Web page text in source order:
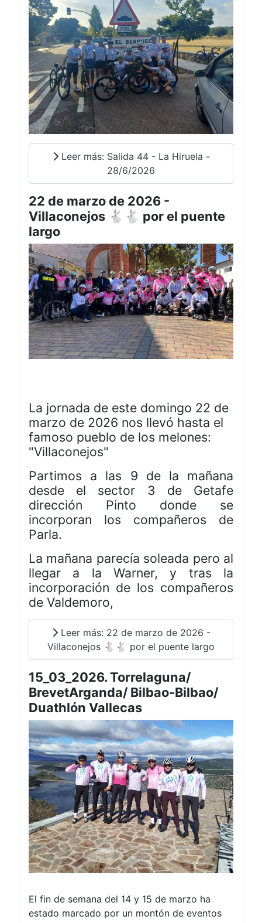
Leer más: Salida 44 - La Hiruela -
28/6/2026
22 de marzo de 2026 -
Villaconejos 🐇🐇 por el puente
largo
La jornada de este domingo 22 de
marzo de 2026 nos llevó hasta el
famoso pueblo de los melones:
"Villaconejos"
Partimos a las 9 de la mañana
desde el sector 3 de Getafe
dirección Pinto donde se
incorporan los compañeros de
Parla.
La mañana parecía soleada pero al
llegar a la Warner, y tras la
incorporación de los compañeros
de Valdemoro,
Leer más: 22 de marzo de 2026 -
Villaconejos 🐇🐇 por el puente largo
15_03_2026. Torrelaguna/
BrevetArganda/ Bilbao-Bilbao/
Duathlón Vallecas
El fin de semana del 14 y 15 de marzo ha
estado marcado por un montón de eventos